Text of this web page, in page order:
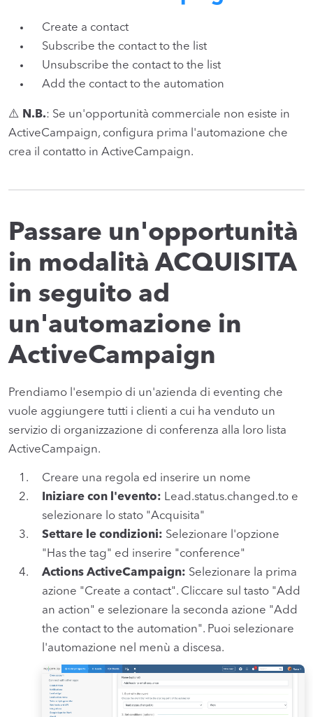
Create a contact
Subscribe the contact to the list
Unsubscribe the contact to the list
Add the contact to the automation
⚠️ N.B.: Se un'opportunità commerciale non esiste in
ActiveCampaign, configura prima l'automazione che
crea il contatto in ActiveCampaign.
Passare un'opportunità
in modalità ACQUISITA
in seguito ad
un'automazione in
ActiveCampaign
Prendiamo l'esempio di un'azienda di eventing che
vuole aggiungere tutti i clienti a cui ha venduto un
servizio di organizzazione di conferenza alla loro lista
ActiveCampaign.
Creare una regola ed inserire un nome
Iniziare con l'evento: Lead.status.changed.to e
selezionare lo stato "Acquisita"
Settare le condizioni: Selezionare l'opzione
"Has the tag" ed inserire "conference"
Actions ActiveCampaign: Selezionare la prima
azione "Create a contact". Cliccare sul tasto "Add
an action" e selezionare la seconda azione "Add
the contact to the automation". Puoi selezionare
l'automazione nel menù a discesa.